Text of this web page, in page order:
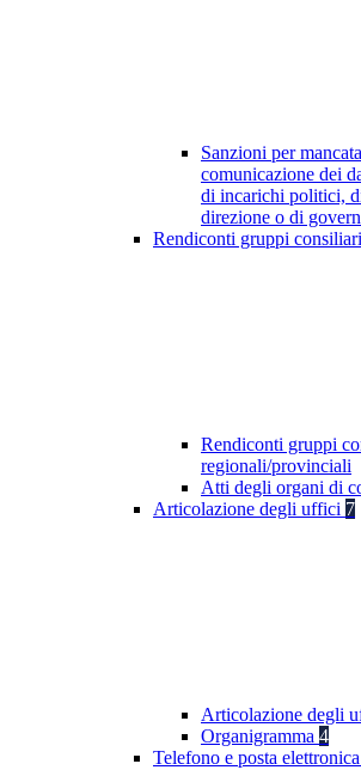
Sanzioni per
comunicazione dei
di incarichi politici,
direzione o di
Rendiconti gruppi
Rendiconti gruppi
regionali/provinciali
Atti degli organi di
Articolazione degli uffici 7
Articolazione degli
Organigramma 4
Telefono e posta elettronica